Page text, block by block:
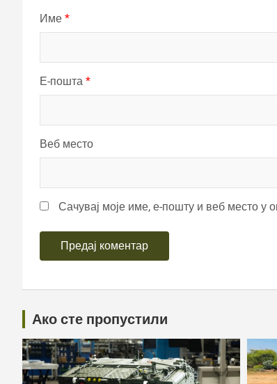
Име *
Е-пошта *
Веб место
Сачувај моје име, е-пошту и веб место у
Ако сте пропустили